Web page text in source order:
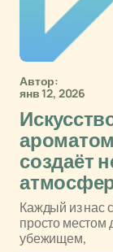
Автор:
янв 12, 2026
создаёт
Каждый из нас
просто местом
убежищем,